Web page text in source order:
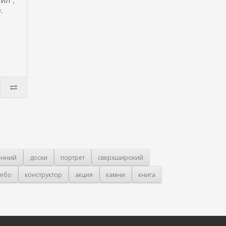
доски портрет
сверхширокий
конструктор акция камни книга